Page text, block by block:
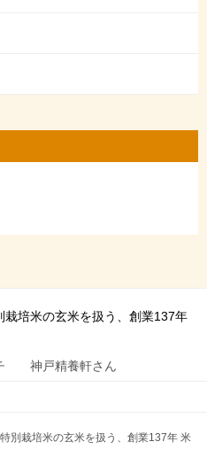
培米の玄米を扱う、創業137年
神戸精養軒さん
別栽培米の玄米を扱う、創業137年 米